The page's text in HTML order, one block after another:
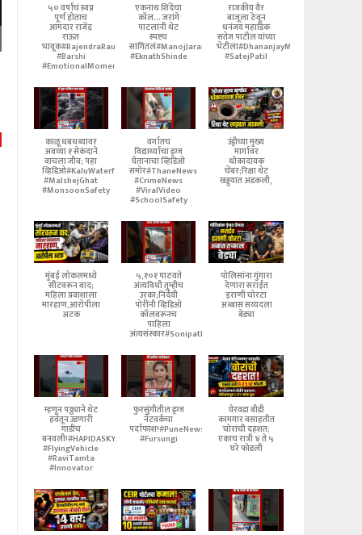
५० वर्षांचं स्वप्न
पूर्ण होताच
आमदार राजेंद्र
राऊत
भावूक#RajendraRaut
#Barshi
#EmotionalMoment
एकनाथ शिंदेंचा
कॉल... जरांगे
पाटलांनी थेट
स्पष्टच
सांगितलं#ManojJarangePatil
#EknathShinde
राजकीय वैर
बाजूला ठेवून
धनंजय महाडिक
सतेज पाटील यांच्या
भेटीला#DhananjayMahadik
#SatejPatil
काळू धबधब्यावर
अवघ्या १ सेकंदाने
वाचला जीव; पहा
व्हिडिओ#KaluWaterfall
#MalshejGhat
#MonsoonSafety
वर्गातच
विद्यार्थ्याचा ड्रग्ज
घेतानाचा व्हिडिओ
समोर#ThaneNews
#CrimeNews
#ViralVideo
#SchoolSafety
उंड्रीच्या मुख्य
मार्गावर
धोकादायक
चेंबर;रिक्षा थेट
खड्ड्यात अडकली,
मुंबई लोकलमध्ये
सीटवरून वाद;
महिला प्रवाशाला
मारहाण,आरोपीला
अटक
५,१०१ पाठवते
अंत्यविधी तुम्हीच
उरका;निर्दयी
पोरींनी व्हिडिओ
कॉलवरूनच
पाहिला
अंत्यसंस्कार#SonipatNews
पोलिसांना गुंगारा
देणारा सराईत
इराणी चोरटा
अब्बास सय्यदला
बेड्या
म्हणून पठ्ठ्याने थेट
हवेतून उडणारी
गाडीच
बनवली!#HAPIDASKYNeX
#FlyingVehicle
#RaviTamta
#Innovator
फुरसुंगीतील ड्रग्ज
नेटवर्कचा
पर्दाफाश!#PuneNews
#Fursungi
येरवडा बीडी
कामगार वसाहतीत
चोरांची दहशत;
एकाच रात्री ४ ते ५
घरे फोडली